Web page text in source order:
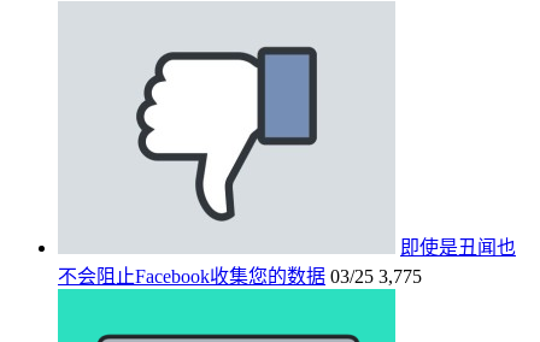
即使是丑闻也
不会阻止Facebook收集您的数据 03/25 3,775